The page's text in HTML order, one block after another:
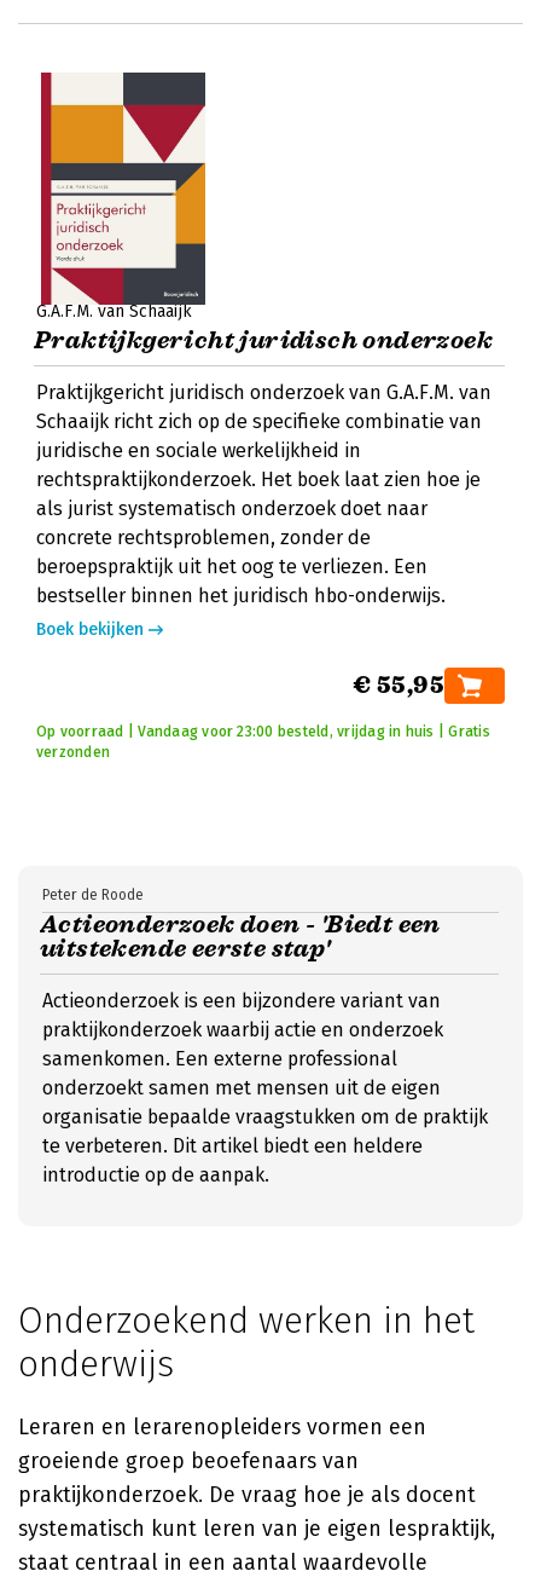
G.A.F.M. van Schaaijk
Praktijkgericht juridisch onderzoek
Praktijkgericht juridisch onderzoek van G.A.F.M. van
Schaaijk richt zich op de specifieke combinatie van
juridische en sociale werkelijkheid in
rechtspraktijkonderzoek. Het boek laat zien hoe je
als jurist systematisch onderzoek doet naar
concrete rechtsproblemen, zonder de
beroepspraktijk uit het oog te verliezen. Een
bestseller binnen het juridisch hbo-onderwijs.
Boek bekijken
€ 55,95
Op voorraad | Vandaag voor 23:00 besteld, vrijdag in huis | Gratis
verzonden
Actieonderzoek doen - 'Biedt een
uitstekende eerste stap'
Peter de Roode
Actieonderzoek is een bijzondere variant van
praktijkonderzoek waarbij actie en onderzoek
samenkomen. Een externe professional
onderzoekt samen met mensen uit de eigen
organisatie bepaalde vraagstukken om de praktijk
te verbeteren. Dit artikel biedt een heldere
introductie op de aanpak.
Onderzoekend werken in het
onderwijs
Leraren en lerarenopleiders vormen een
groeiende groep beoefenaars van
praktijkonderzoek. De vraag hoe je als docent
systematisch kunt leren van je eigen lespraktijk,
staat centraal in een aantal waardevolle